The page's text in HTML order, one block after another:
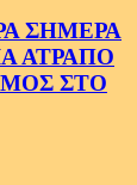
ΣΗΜΕΡΑ
ΑΤΡΑΠΟ
ΣΤΟ